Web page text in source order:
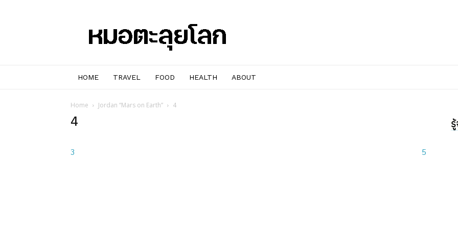
ตะลุย
โลก
HOME TRAVEL FOOD HEALTH ABOUT
Home Jordan “Mars on Earth” 4
4
3 5